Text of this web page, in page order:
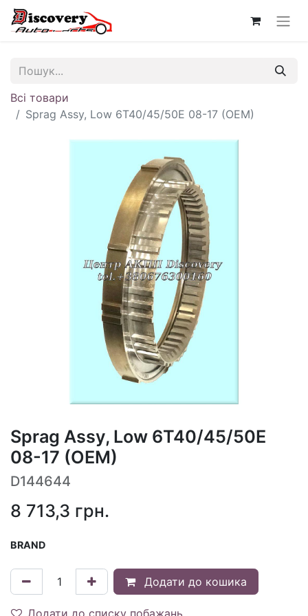
Всі товари
Sprag Assy, Low 6T40/45/50E 08-17 (OEM)
Sprag Assy, Low 6T40/45/50E
08-17 (OEM)
D144644
8 713,3 грн.
BRAND
Додати до кошика
Додати до списку побажань